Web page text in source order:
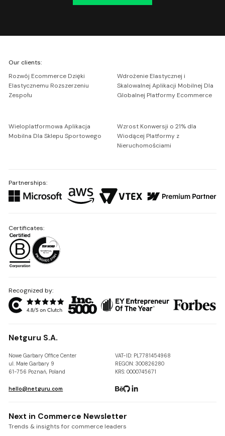
Netguru
Our clients:
Rozwój Ecommerce Dzięki
Elastycznemu Rozszerzeniu
Zespołu
Wdrożenie Elastycznej i
Skalowalnej Aplikacji Mobilnej Dla
Globalnej Platformy Ecommerce
Wieloplatformowa Aplikacja
Mobilna Dla Sklepu Sportowego
Wzrost Konwersji o 21% dla
Wiodącej Platformy z
Nieruchomościami
Partnerships:
Recognized by:
Netguru S.A.
Nowe Garbary Office Center
ul. Małe Garbary 9
61-756 Poznań, Poland
VAT-ID: PL7781454968
REGON: 300826280
KRS: 0000745671
hello@netguru.com
Certificates:
Next in Commerce Newsletter
Trends & insights for commerce leaders